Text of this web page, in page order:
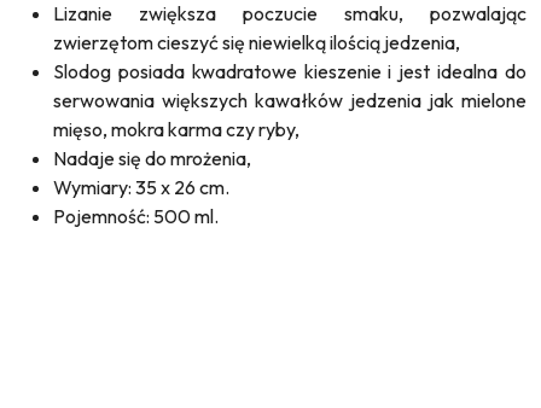
Lizanie zwiększa poczucie smaku, pozwalając
zwierzętom cieszyć się niewielką ilością jedzenia,
Slodog posiada kwadratowe kieszenie i jest idealna do
serwowania większych kawałków jedzenia jak mielone
mięso, mokra karma czy ryby,
Nadaje się do mrożenia,
Wymiary: 35 x 26 cm.
Pojemność: 500 ml.